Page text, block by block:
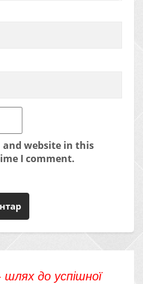
and website in this
I comment.
шлях до успішної